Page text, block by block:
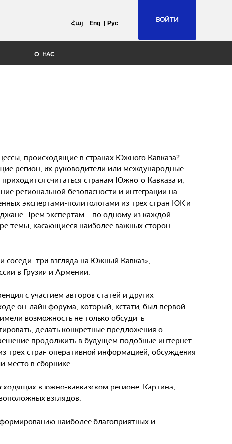
ВОЙТИ
Հայ Eng Рус
О НАС
происходящие в странах Южного Кавказа?
регион, их руководители или международные
считаться странам Южного Кавказа и,
региональной безопасности и интеграции на
экспертами-политологами из трех стран ЮК и
Трем экспертам – по одному из каждой
темы, касающиеся наиболее важных сторон
соседи: три взгляда на Южный Кавказ»,
в Грузии и Армении.
с участием авторов статей и других
он-лайн форума, который, кстати, был первой
возможность не только обсудить
делать конкретные предложения о
продолжить в будущем подобные интернет–
трех стран оперативной информацией, обсуждения
место в сборнике.
в южно-кавказском регионе. Картина,
взглядов.
наиболее благоприятных и